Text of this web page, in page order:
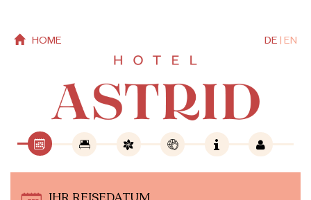
DE | EN
HOME
IHR REISEDATUM